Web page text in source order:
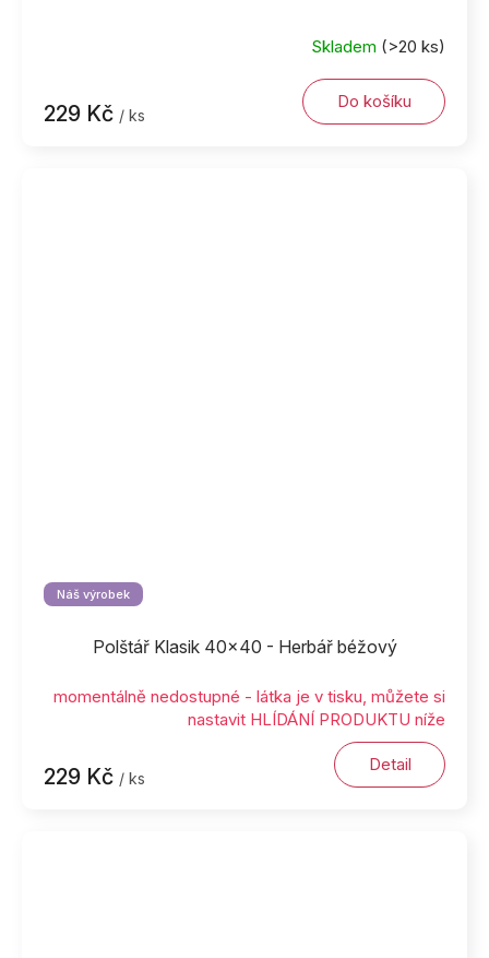
Skladem (>20 ks)
229 Kč / ks
Do košíku
Náš výrobek
Polštář Klasik 40x40 - Herbář béžový
momentálně nedostupné - látka je v tisku, můžete si
nastavit HLÍDÁNÍ PRODUKTU níže
229 Kč / ks
Detail